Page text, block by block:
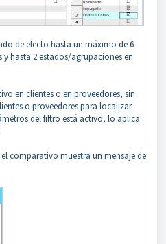
de efecto hasta un máximo de 6
hasta 2 estados/agrupaciones en
en clientes o en proveedores, sin
o proveedores para localizar
del filtro está activo, lo aplica
comparativo muestra un mensaje de